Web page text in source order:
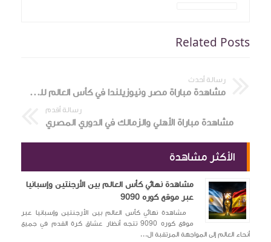
Related Posts
رسالة أحدث
مشاهدة مباراة مصر ونيوزيلندا في كأس العالم للشباب
رسالة أقدم
مشاهدة مباراة الأهلي والزمالك في الدوري المصري
الأكثر مشاهدة
مشاهدة نهائي كأس العالم بين الأرجنتين وإسبانيا
عبر موقع كوره 9090
مشاهدة نهائي كأس العالم بين الأرجنتين وإسبانيا عبر
موقع كوره 9090 تتجه أنظار عشاق كرة القدم في جميع
أنحاء العالم إلى المواجهة المرتقبة ال...